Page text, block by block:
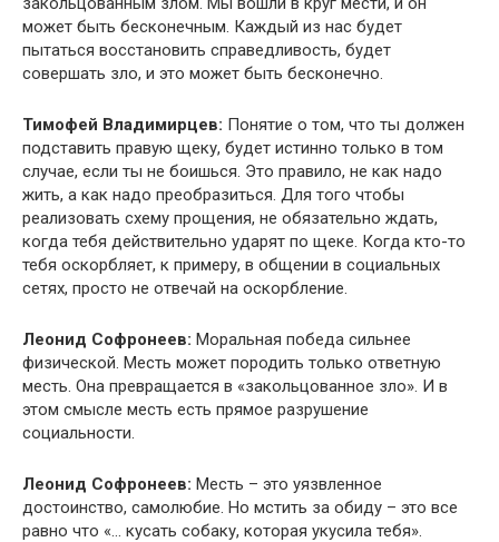
может быть бесконечным. Каждый из нас будет
пытаться восстановить справедливость, будет
совершать зло, и это может быть бесконечно.
Тимофей Владимирцев: Понятие о том, что ты должен
подставить правую щеку, будет истинно только в том
случае, если ты не боишься. Это правило, не как надо
жить, а как надо преобразиться. Для того чтобы
реализовать схему прощения, не обязательно ждать,
когда тебя действительно ударят по щеке. Когда кто-то
тебя оскорбляет, к примеру, в общении в социальных
сетях, просто не отвечай на оскорбление.
Леонид Софронеев: Моральная победа сильнее
физической. Месть может породить только ответную
месть. Она превращается в «закольцованное зло». И в
этом смысле месть есть прямое разрушение
социальности.
Леонид Софронеев: Месть – это уязвленное
достоинство, самолюбие. Но мстить за обиду – это все
равно что «… кусать собаку, которая укусила тебя».